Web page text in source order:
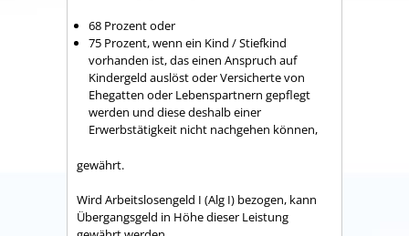
68 Prozent oder
75 Prozent, wenn ein Kind / Stiefkind
vorhanden ist, das einen Anspruch auf
Kindergeld auslöst oder Versicherte von
Ehegatten oder Lebenspartnern gepflegt
werden und diese deshalb einer
Erwerbstätigkeit nicht nachgehen können,
gewährt.
Wird Arbeitslosengeld I (Alg I) bezogen, kann
Übergangsgeld in Höhe dieser Leistung